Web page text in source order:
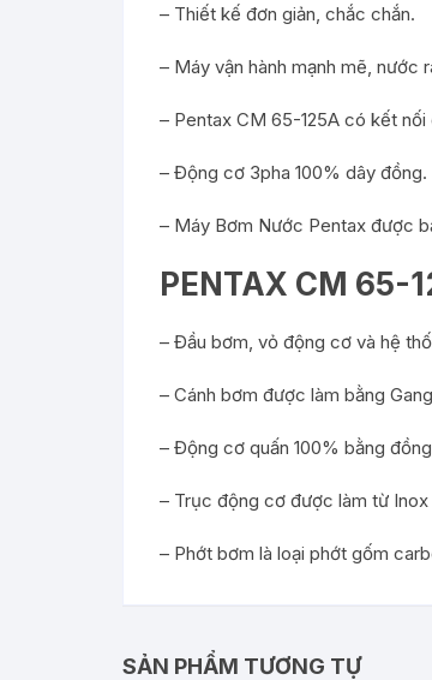
– Thiết kế đơn giản, chắc chắn.
– Máy vận hành mạnh mẽ, nước
– Pentax CM 65-125A có kết
– Động cơ 3pha 100% dây đồng.
– Máy Bơm Nước Pentax được
PENTAX CM 65-
– Đầu bơm, vỏ động cơ và hệ
– Cánh bơm được làm bằng
– Động cơ quấn 100% bằng
– Trục động cơ được làm từ Inox
– Phớt bơm là loại phớt gốm
SẢN PHẨM TƯƠNG TỰ